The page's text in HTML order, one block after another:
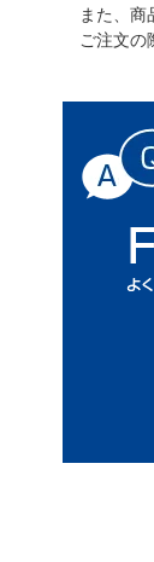
また、商
ご注文の